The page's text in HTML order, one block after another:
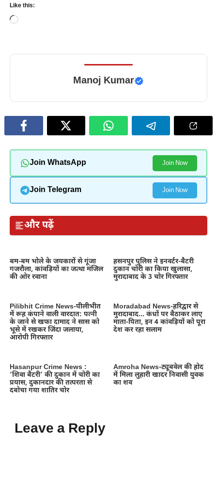
Like this:
Loading…
Manoj Kumar
Join WhatsApp Join Now
Join Telegram Join Now
और पढ़ें
बम-बम भोले के जयकारों से गूंजा
गजरौला, कांवड़ियों का जत्था मंजिल
की ओर रवाना
हसनपुर पुलिस ने इनवर्टर-बैटरी
दुकान चोरी का किया खुलासा,
मुरादाबाद के 3 चोर गिरफ्तार
Pilibhit Crime News-पीलीभीत
में रूह कंपाने वाली वारदात: पत्नी
के जाने से खफा दामाद ने सास को
भूसे में रखकर जिंदा जलाया,
आरोपी गिरफ्तार
Moradabad News-हरिद्वार से
मुरादाबाद… कंधों पर बैठाकर लाए
माता-पिता, इन 4 कांवड़ियों को पूरा
देश कर रहा सलाम
Hasanpur Crime News :
‘शिवा बैटरी’ की दुकान में चोरी का
प्रयास, दुकानदार की तत्परता से
दबोचा गया शातिर चोर
Amroha News-ट्यूबवेल की होद
में मिला लुहारी खादर निवासी युवक
का शव
Leave a Reply